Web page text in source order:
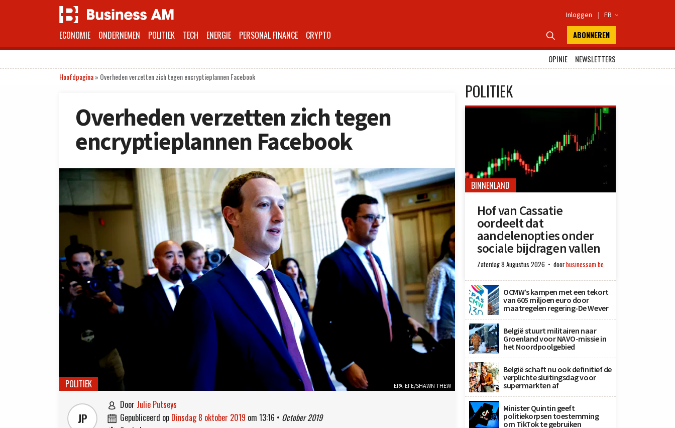
Inloggen | FR 
ECONOMIE ONDERNEMEN POLITIEK TECH ENERGIE PERSONAL FINANCE CRYPTO  ABONNEREN
OPINIE
NEWSLETTERS
Hoofdpagina» Overheden verzetten zich tegen encryptieplannen Facebook
Overheden verzetten zich tegen
encryptieplannen Facebook
EPA-EFE/SHAWN THEW
POLITIEK
JP
 door Julie Putseys
 gepubliceerd op dinsdag 8 oktober 2019 om 13:16 • October 2019
POLITIEK
BINNENLAND
Hof van Cassatie
oordeelt dat
aandelenopties onder
sociale bijdragen vallen
Zaterdag 8 Augustus 2026 doorbusinessam.be
OCMW’s kampen met een tekort
van 605 miljoen euro door
maatregelen regering-De Wever
België stuurt militairen naar
Groenland voor NAVO-missie in
het Noordpoolgebied
België schaft nu ook definitief de
verplichte sluitingsdag voor
supermarkten af
Minister Quintin geeft
politiekorpsen toestemming
om TikTok te gebruiken